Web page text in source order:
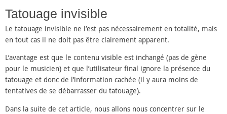
Tatouage invisible
Le tatouage invisible ne l’est pas nécessairement en totalité, mais
en tout cas il ne doit pas être clairement apparent.
L’avantage est que le contenu visible est inchangé (pas de gène
pour le musicien) et que l’utilisateur final ignore la présence du
tatouage et donc de l’information cachée (il y aura moins de
tentatives de se débarrasser du tatouage).
Dans la suite de cet article, nous allons nous concentrer sur le